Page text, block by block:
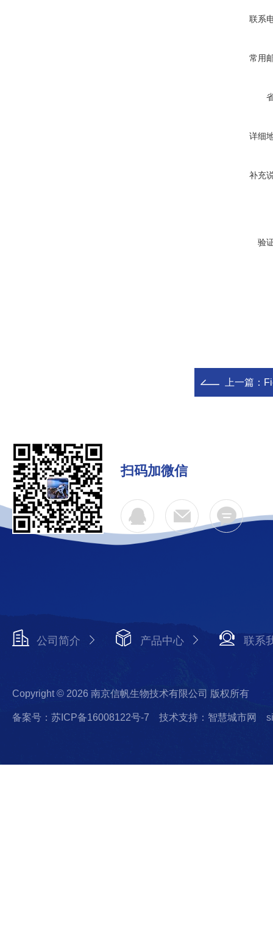
联系
常用
详细
补充
验
上一篇：
扫码加微信
公司简介 产品中心 联系
Copyright © 2026 南京信帆生物技术有限公司 版权所有
备案号：苏ICP备16008122号-7 技术支持：智慧城市网